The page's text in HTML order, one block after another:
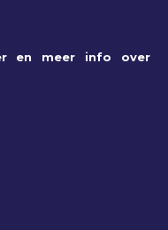
en meer info over